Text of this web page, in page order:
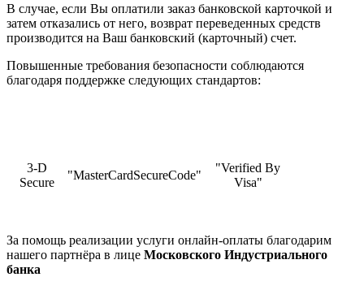
В случае, если Вы оплатили заказ банковской карточкой и
затем отказались от него, возврат переведенных средств
производится на Ваш банковский (карточный) счет.
Повышенные требования безопасности соблюдаются
благодаря поддержке следующих стандартов:
3-D
Secure
"MasterCardSecureCode"
"Verified By
Visa"
За помощь реализации услуги онлайн-оплаты благодарим
нашего партнёра в лице Московского Индустриального
банка